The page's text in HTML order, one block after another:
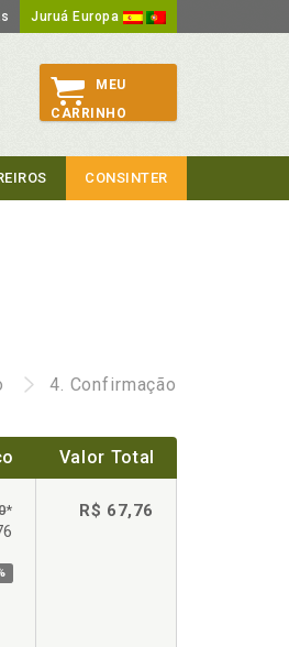
Juruá Europa
MEU
CARRINHO
CONSINTER
4. Confirmação
Valor Total
* R$ 67,76